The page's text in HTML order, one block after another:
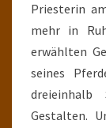
Priesterin
mehr in
erwählten
seines
Gestalten.